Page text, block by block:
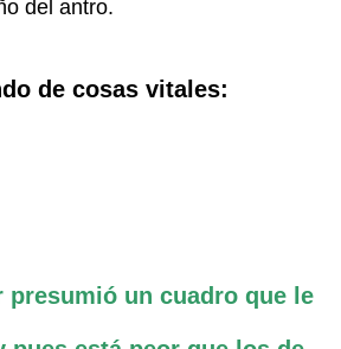
del antro.
de cosas vitales:
presumió un cuadro que le